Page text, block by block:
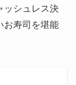
ッシュレス決
お寿司を堪能